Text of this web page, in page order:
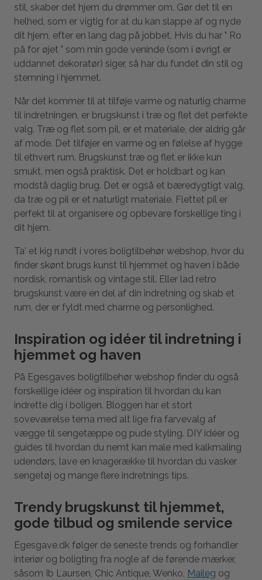
stil, skaber det hjem du drømmer om. Gør det til en
helhed, som er vigtig for at du kan slappe af og nyde
dit hjem, efter en lang dag på jobbet. Hvis du har " Ro
på for øjet " som min gode veninde (som i øvrigt er
uddannet dekoratør) siger, så har du fundet din stil og
stemning i hjemmet.
Når det kommer til at tilføje varme og naturlig charme
til indretningen, er brugskunst i træ og flet det perfekte
valg. Træ og flet som pil, er et materiale, der aldrig går
af mode. Det tilføjer en varme og en følelse af hygge
til ethvert rum. Brugskunst træ og flet er ikke kun
smukt, men også praktisk. Det er holdbart og kan
modstå daglig brug. Det er også et bæredygtigt valg,
da træ og pil er et naturligt materiale. Flettet pil er
perfekt til at organisere og opbevare forskellige ting i
dit hjem.
Ta' et kig rundt i vores boligtilbehør webshop, hvor du
finder skønt brugs kunst til hjemmet og haven i både
nordisk, romantisk og vintage stil. Eller lad retro
brugskunst være en del af din indretning og skab et
rum, der er fyldt med charme og personlighed.
Inspiration og idéer til indretning i
hjemmet og haven
På Egesgaves boligtilbehør webshop finder du også
forskellige idéer og inspiration til hvordan du kan
indrette dig i boligen. Bloggen har et stort
soveværelse tema med alt lige fra farvevalg af
vægge til sengetæppe og pude styling. DIY idéer og
guides til hvordan du nemt kan male med kalkmaling
udendørs, lave en knagerække til hvordan du vasker
sengetøj og mange flere indretnings tips.
Trendy brugskunst til hjemmet,
gode tilbud og smilende service
Egesgave.dk følger de seneste trends og forhandler
interiør og boligting fra nogle af de førende mærker,
såsom Ib Laursen, Chic Antique, Wenko, Maileg og